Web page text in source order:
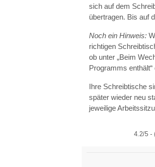
sich auf dem
übertragen. Bis auf
Noch ein Hinweis:
richtigen
ob unter „Beim
Programms
Ihre Schreibtische
später wieder neu
jeweilige
4.2/5 -